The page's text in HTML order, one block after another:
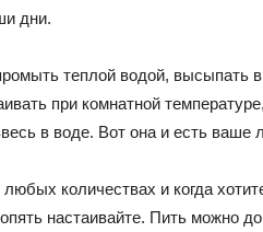
дни.
теплой водой, высыпать
при комнатной
в воде. Вот она и есть ваше
количествах и когда
настаивайте. Пить можно